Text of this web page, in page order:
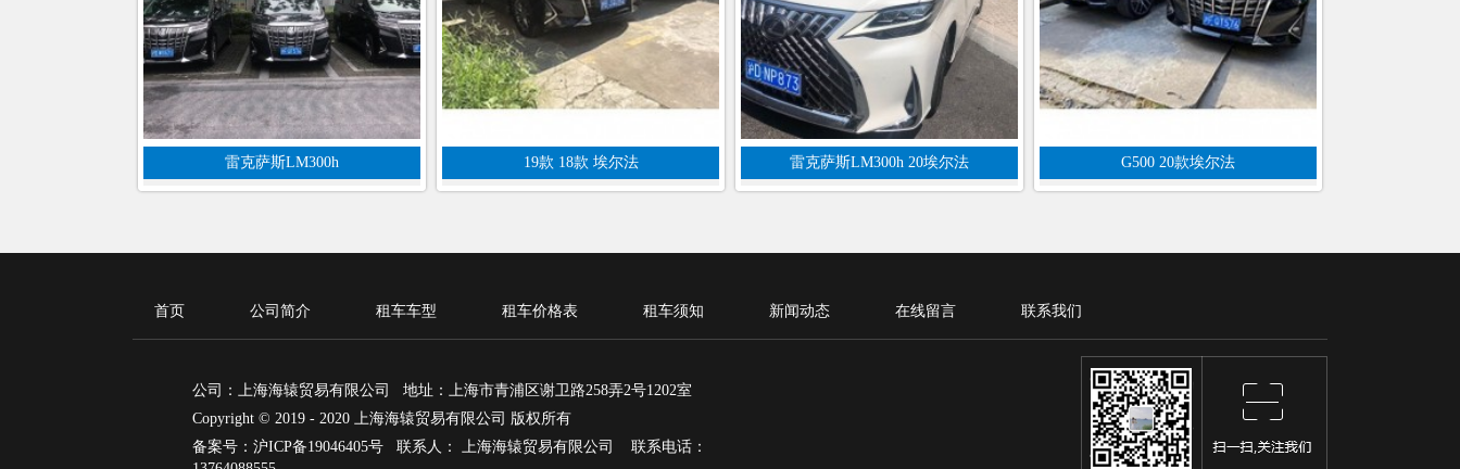
雷克萨斯LM300h 19款 18款 埃尔法 雷克萨斯LM300h 20埃尔法 G500 20款埃尔法
首页 公司简介 租车车型 租车价格表 租车须知 新闻动态 在线留言 联系我们
公司：上海海辕贸易有限公司 地址：上海市青浦区谢卫路258弄2号1202室
Copyright © 2019 - 2020 上海海辕贸易有限公司 版权所有
备案号：沪ICP备19046405号 联系人： 上海海辕贸易有限公司 联系电话：